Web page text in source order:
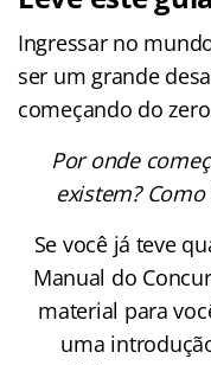
Ingressar no
ser um grande
começando do
Por onde
existem?
Se você já teve
Manual do
material para
uma